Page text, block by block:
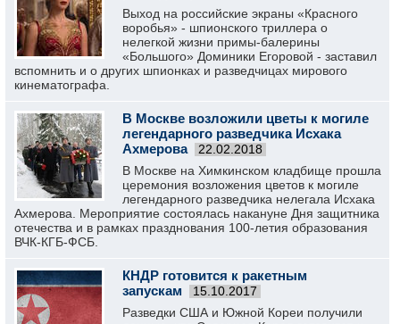
Выход на российские экраны «Красного
воробья» - шпионского триллера о
нелегкой жизни примы-балерины
«Большого» Доминики Егоровой - заставил
вспомнить и о других шпионках и разведчицах мирового
кинематографа.
В Москве возложили цветы к могиле
легендарного разведчика Исхака
Ахмерова
22.02.2018
В Москве на Химкинском кладбище прошла
церемония возложения цветов к могиле
легендарного разведчика нелегала Исхака
Ахмерова. Мероприятие состоялась накануне Дня защитника
отечества и в рамках празднования 100-летия образования
ВЧК-КГБ-ФСБ.
КНДР готовится к ракетным
запускам
15.10.2017
Разведки США и Южной Кореи получили